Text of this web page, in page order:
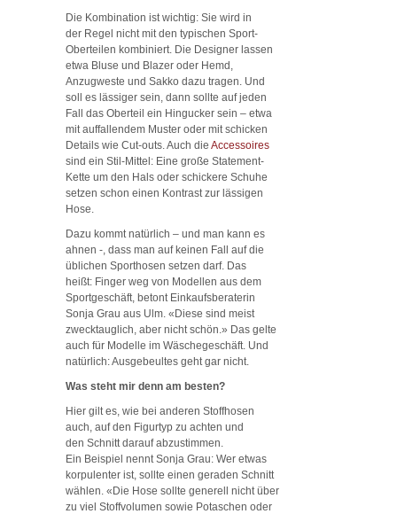
Die Kombination ist wichtig: Sie wird in
der Regel nicht mit den typischen Sport-
Oberteilen kombiniert. Die Designer lassen
etwa Bluse und Blazer oder Hemd,
Anzugweste und Sakko dazu tragen. Und
soll es lässiger sein, dann sollte auf jeden
Fall das Oberteil ein Hingucker sein – etwa
mit auffallendem Muster oder mit schicken
Details wie Cut-outs. Auch die Accessoires
sind ein Stil-Mittel: Eine große Statement-
Kette um den Hals oder schickere Schuhe
setzen schon einen Kontrast zur lässigen
Hose.
Dazu kommt natürlich – und man kann es
ahnen -, dass man auf keinen Fall auf die
üblichen Sporthosen setzen darf. Das
heißt: Finger weg von Modellen aus dem
Sportgeschäft, betont Einkaufsberaterin
Sonja Grau aus Ulm. «Diese sind meist
zwecktauglich, aber nicht schön.» Das gelte
auch für Modelle im Wäschegeschäft. Und
natürlich: Ausgebeultes geht gar nicht.
Was steht mir denn am besten?
Hier gilt es, wie bei anderen Stoffhosen
auch, auf den Figurtyp zu achten und
den Schnitt darauf abzustimmen.
Ein Beispiel nennt Sonja Grau: Wer etwas
korpulenter ist, sollte einen geraden Schnitt
wählen. «Die Hose sollte generell nicht über
zu viel Stoffvolumen sowie Potaschen oder